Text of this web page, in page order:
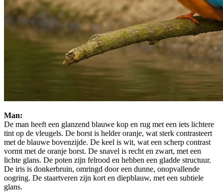
Man:
De man heeft een glanzend blauwe kop en rug met een iets lichtere
tint op de vleugels. De borst is helder oranje, wat sterk contrasteert
met de blauwe bovenzijde. De keel is wit, wat een scherp contrast
vormt met de oranje borst. De snavel is recht en zwart, met een
lichte glans. De poten zijn felrood en hebben een gladde structuur.
De iris is donkerbruin, omringd door een dunne, onopvallende
oogring. De staartveren zijn kort en diepblauw, met een subtiele
glans.